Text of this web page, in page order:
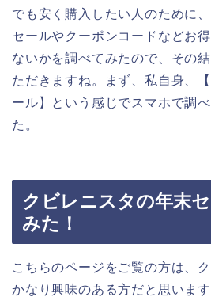
でも安く購入したい人のために
セールやクーポンコードなどお
ないかを調べてみたので、その
ただきますね。まず、私自身、
ール】という感じでスマホで調
た。
クビレニスタの年末
みた！
こちらのページをご覧の方は、
かなり興味のある方だと思いま